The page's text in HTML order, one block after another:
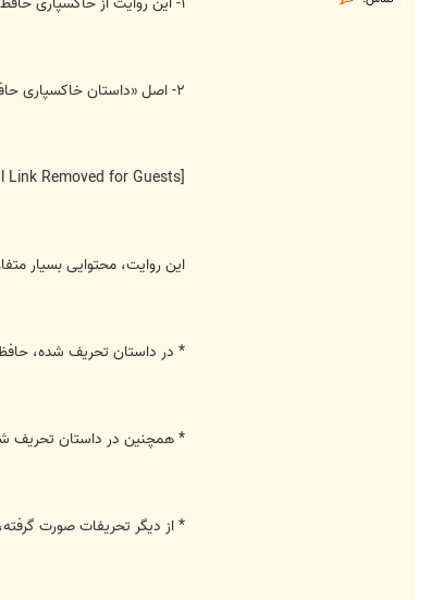
۲- اصل «داستان خاکسپاری حافظ » که از قول ادوارد براون نقل شده است، از طریق لینک زیر قابل دسترسی می باشد.
[External Link Removed for Guests]
این روایت، محتوایی بسیار متفاوت
* در داستان تحریف شده،‌
* همچنین در داستان تحریف
* از دیگر تحریفات صورت